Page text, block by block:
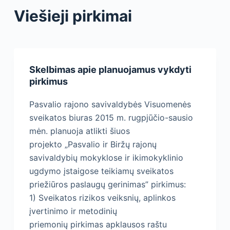
Viešieji pirkimai
Skelbimas apie planuojamus vykdyti
pirkimus
Pasvalio rajono savivaldybės Visuomenės
sveikatos biuras 2015 m. rugpjūčio-sausio
mėn. planuoja atlikti šiuos
projekto „Pasvalio ir Biržų rajonų
savivaldybių mokyklose ir ikimokyklinio
ugdymo įstaigose teikiamų sveikatos
priežiūros paslaugų gerinimas” pirkimus:
1) Sveikatos rizikos veiksnių, aplinkos
įvertinimo ir metodinių
priemonių pirkimas apklausos raštu